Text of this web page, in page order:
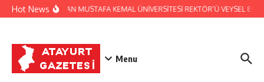
İçeriğe atla
Hot NewsHATSO’DAN MUSTAFA KEMAL ÜNİVERSİTESİ REKTÖR’Ü VEYSEL
Menu